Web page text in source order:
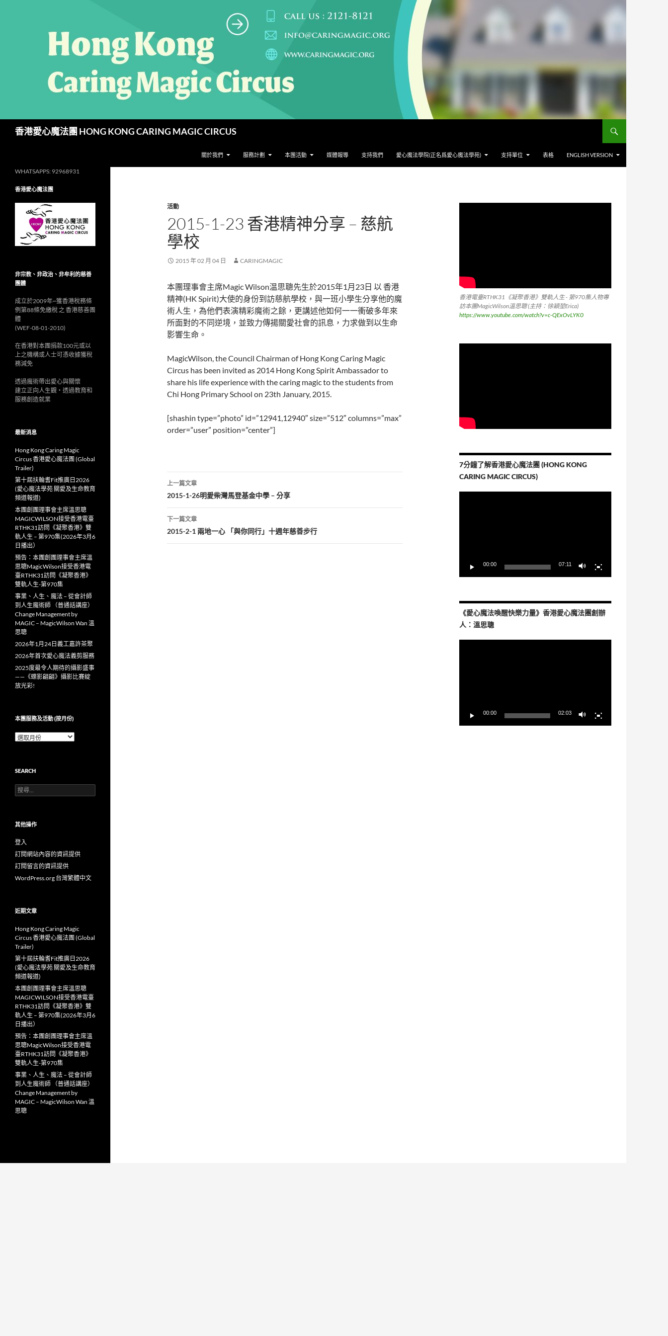
香港愛心魔法團 HONG KONG CARING MAGIC CIRCUS
關於我們 服務計劃 本團活動 媒體報導 支持我們 愛心魔法學院(正名爲愛心魔法學苑) 支持單位 表格 ENGLISH VERSION
活動
2015-1-23 香港精神分享 – 慈航
學校
2015 年 02 月 04 日 CARINGMAGIC
本團理事會主席Magic Wilson温思聰先生於2015年1月23日 以 香港
精神(HK Spirit)大使的身份到訪慈航學校，與一班小學生分享他的魔
術人生，為他們表演精彩魔術之餘，更講述他如何一一衝破多年來
所面對的不同逆境，並致力傳揚關愛社會的訊息，力求做到以生命
影響生命。
MagicWilson, the Council Chairman of Hong Kong Caring Magic
Circus has been invited as 2014 Hong Kong Spirit Ambassador to
share his life experience with the caring magic to the students from
Chi Hong Primary School on 23th January, 2015.
[shashin type=”photo” id=”12941,12940″ size=”512″ columns=”max”
order=”user” position=”center”]
文
章
導
覽
上一篇文章
2015-1-26明愛柴灣馬登基金中學 – 分享
下一篇文章
2015-2-1 兩地一心 「與你同行」十週年慈善步行
香港電臺RTHK31《凝聚香港》雙軌人生 - 第970集人物專
訪本團MagicWilson溫思聰 (主持：徐穎堃Erica)
https://www.youtube.com/watch?v=c-QExOvLYK0
7分鐘了解香港愛心魔法團 (HONG KONG
CARING MAGIC CIRCUS)
00:00 07:11
《愛心魔法喚醒快樂力量》香港愛心魔法團創辦
人：溫思聰
00:00 02:03
WHATSAPPS: 92968931
香港愛心魔法團
非宗教、非政治、非牟利的慈善
團體
成立於2009年~獲香港稅務條
例第88條免繳稅 之 香港慈善團
體
(WEF-08-01-2010)
在香港對本團捐款100元或以
上之機構或人士可憑收據獲稅
務減免
透過魔術帶出愛心與關懷
建立正向人生觀‧透過教育和
服務創造就業
最新消息
Hong Kong Caring Magic
Circus 香港愛心魔法團 (Global
Trailer)
第十屆扶輪耆Fit推廣日2026
(愛心魔法學苑 關愛及生命教育
頻道報道)
本團創團理事會主席溫思聰
MAGICWILSON接受香港電臺
RTHK31訪問《凝聚香港》雙
軌人生 – 第970集(2026年3月6
日播出）
預告：本團創團理事會主席溫
思聰MagicWilson接受香港電
臺RTHK31訪問《凝聚香港》
雙軌人生-第970集
事業、人生、魔法 – 從會計師
到人生魔術師 （普通話講座）
Change Management by
MAGIC – MagicWilson Wan 溫
思聰
2026年1月24日義工嘉許茶聚
2026年首次愛心魔法義剪服務
2025度最令人期待的攝影盛事
——《蝶影翩翩》攝影比賽綻
放光彩!
本團服務及活動 (按月份)
本
及
動
(按
SEARCH
搜
尋
字:
其他操作
登入
訂閱網站內容的資訊提供
訂閱留言的資訊提供
WordPress.org 台灣繁體中文
近期文章
Hong Kong Caring Magic
Circus 香港愛心魔法團 (Global
Trailer)
第十屆扶輪耆Fit推廣日2026
(愛心魔法學苑 關愛及生命教育
頻道報道)
本團創團理事會主席溫思聰
MAGICWILSON接受香港電臺
RTHK31訪問《凝聚香港》雙
軌人生 – 第970集(2026年3月6
日播出）
預告：本團創團理事會主席溫
思聰MagicWilson接受香港電
臺RTHK31訪問《凝聚香港》
雙軌人生-第970集
事業、人生、魔法 – 從會計師
到人生魔術師 （普通話講座）
Change Management by
MAGIC – MagicWilson Wan 溫
思聰